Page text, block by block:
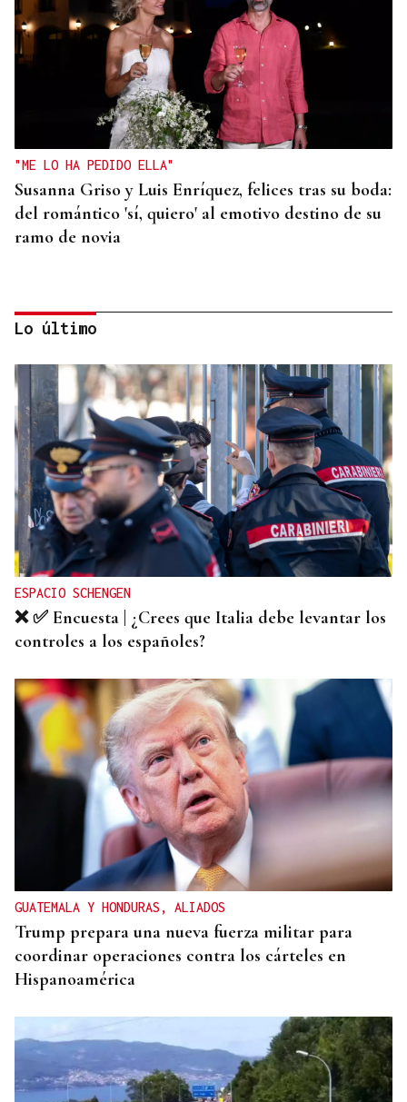
"ME LO HA PEDIDO ELLA"
Susanna Griso y Luis Enríquez, felices tras su boda:
del romántico 'sí, quiero' al emotivo destino de su
ramo de novia
QUEN CHO DIXO
¿Sabe usted que la reina Letizia hizo un guiño a
Ourense en la final del Mundial?
Lo último
ESPACIO SCHENGEN
❌ ✅ Encuesta | ¿Crees que Italia debe levantar los
controles a los españoles?
GUATEMALA Y HONDURAS, ALIADOS
Trump prepara una nueva fuerza militar para
coordinar operaciones contra los cárteles en
Hispanoamérica